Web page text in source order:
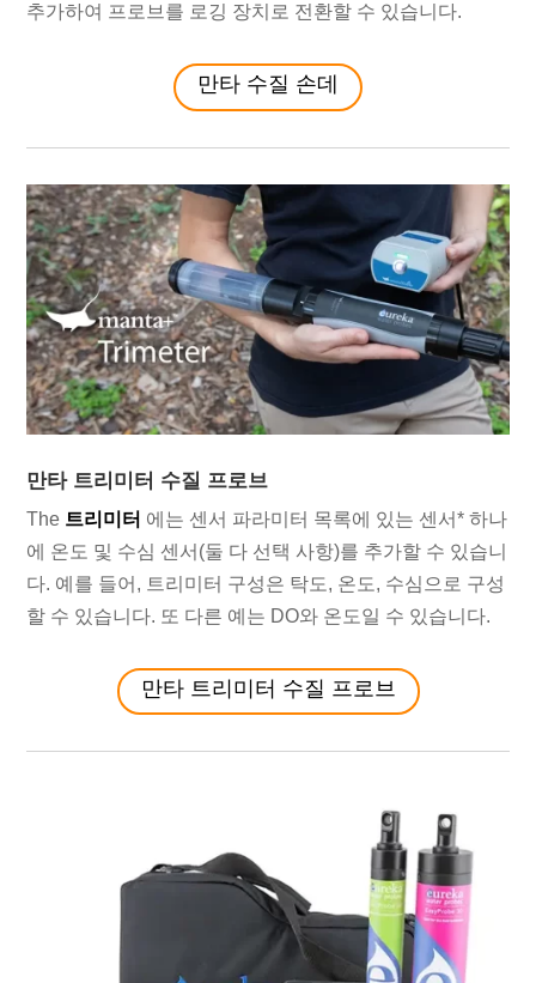
추가하여 프로브를 로깅 장치로 전환할 수 있습니다.
만타 수질 손데
만타 트리미터 수질 프로브
The 트리미터 에는 센서 파라미터 목록에 있는 센서* 하나
에 온도 및 수심 센서(둘 다 선택 사항)를 추가할 수 있습니
다. 예를 들어, 트리미터 구성은 탁도, 온도, 수심으로 구성
할 수 있습니다. 또 다른 예는 DO와 온도일 수 있습니다.
만타 트리미터 수질 프로브